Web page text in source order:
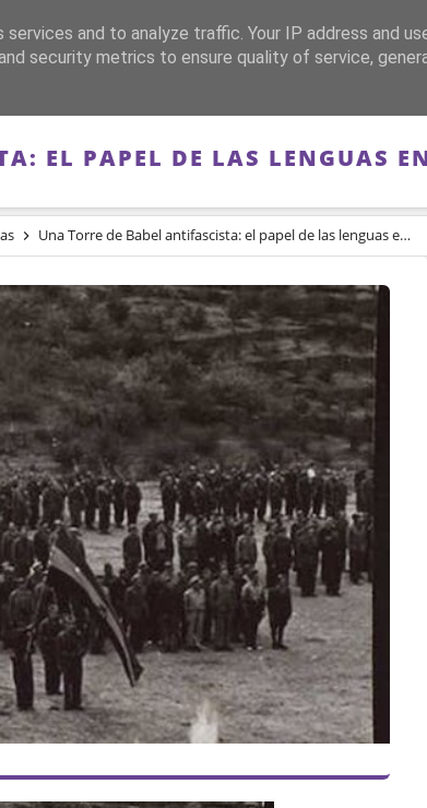
GUERRA DE ESPAÑA MEMORIA
EL PAPEL DE LAS LENGUAS
Una Torre de Babel antifascista: el papel de las lenguas en la guerra civil española
and to analyze traffic. Your IP address and
security metrics to ensure quality of service,